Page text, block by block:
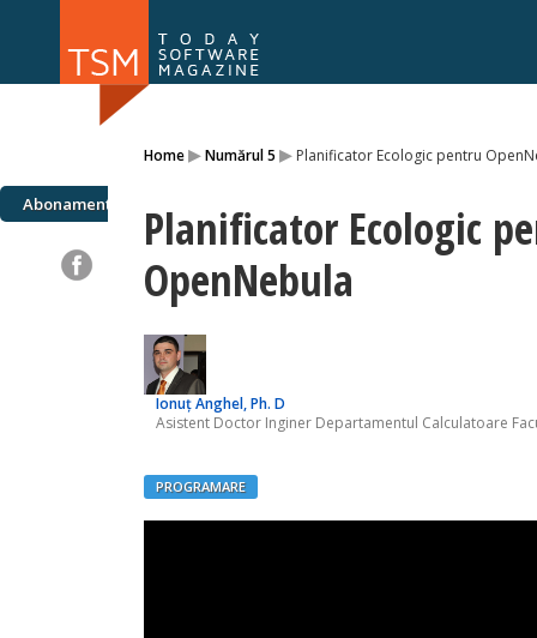
Home▸Numărul 5 ▸ Planificator Ecologic pentru
Abonamente
Planificator Ecologic
OpenNebula
Ionuț Anghel, Ph. D
Asistent Doctor Inginer Departamentul Calculatoare
PROGRAMARE